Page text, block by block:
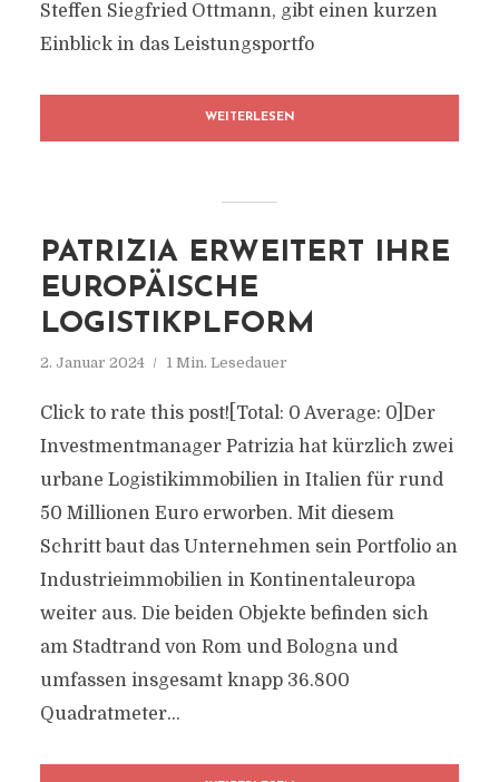
Steffen Siegfried Ottmann, gibt einen kurzen
Einblick in das Leistungsportfo
WEITERLESEN
PATRIZIA ERWEITERT IHRE
EUROPÄISCHE
LOGISTIKPLFORM
2. Januar 2024 1 Min. Lesedauer
Click to rate this post![Total: 0 Average: 0]Der
Investmentmanager Patrizia hat kürzlich zwei
urbane Logistikimmobilien in Italien für rund
50 Millionen Euro erworben. Mit diesem
Schritt baut das Unternehmen sein Portfolio an
Industrieimmobilien in Kontinentaleuropa
weiter aus. Die beiden Objekte befinden sich
am Stadtrand von Rom und Bologna und
umfassen insgesamt knapp 36.800
Quadratmeter...